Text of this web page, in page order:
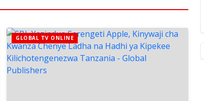
GLOBAL TV ONLINE